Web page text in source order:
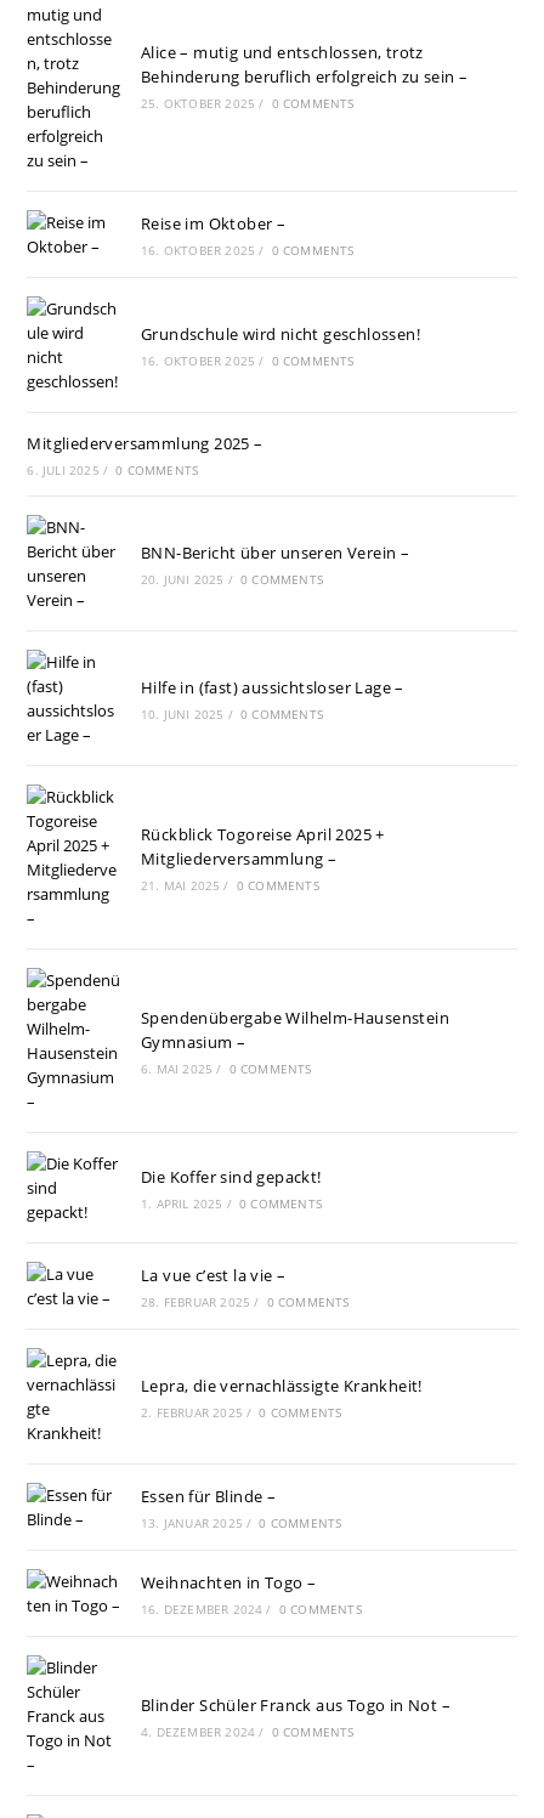
Alice – mutig und entschlossen, trotz
Behinderung beruflich erfolgreich zu sein –
25. OKTOBER 2025 / 0 COMMENTS
Reise im Oktober –
16. OKTOBER 2025 / 0 COMMENTS
Grundschule wird nicht geschlossen!
16. OKTOBER 2025 / 0 COMMENTS
Mitgliederversammlung 2025 –
6. JULI 2025 / 0 COMMENTS
BNN-Bericht über unseren Verein –
20. JUNI 2025 / 0 COMMENTS
Hilfe in (fast) aussichtsloser Lage –
10. JUNI 2025 / 0 COMMENTS
Rückblick Togoreise April 2025 +
Mitgliederversammlung –
21. MAI 2025 / 0 COMMENTS
Spendenübergabe Wilhelm-Hausenstein
Gymnasium –
6. MAI 2025 / 0 COMMENTS
Die Koffer sind gepackt!
1. APRIL 2025 / 0 COMMENTS
La vue c’est la vie –
28. FEBRUAR 2025 / 0 COMMENTS
Lepra, die vernachlässigte Krankheit!
2. FEBRUAR 2025 / 0 COMMENTS
Essen für Blinde –
13. JANUAR 2025 / 0 COMMENTS
Weihnachten in Togo –
16. DEZEMBER 2024 / 0 COMMENTS
Blinder Schüler Franck aus Togo in Not –
4. DEZEMBER 2024 / 0 COMMENTS